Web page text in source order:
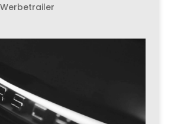
Werbetrailer